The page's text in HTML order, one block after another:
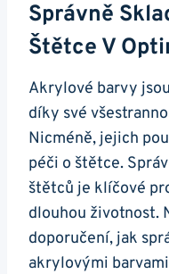
Správně
Štětce⁤ V
Akrylové barvy
díky své
Nicméně, jejich
péči o štětce.
štětců ‌je klíčové
dlouhou životnost.
doporučení, jak
akrylovými